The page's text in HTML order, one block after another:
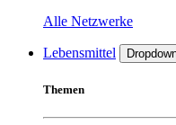
Alle Netzwerke
Lebensmittel
Themen